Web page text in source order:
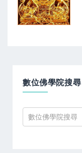
數位佛學院搜尋